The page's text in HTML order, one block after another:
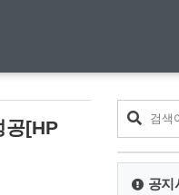
공[HP
공지